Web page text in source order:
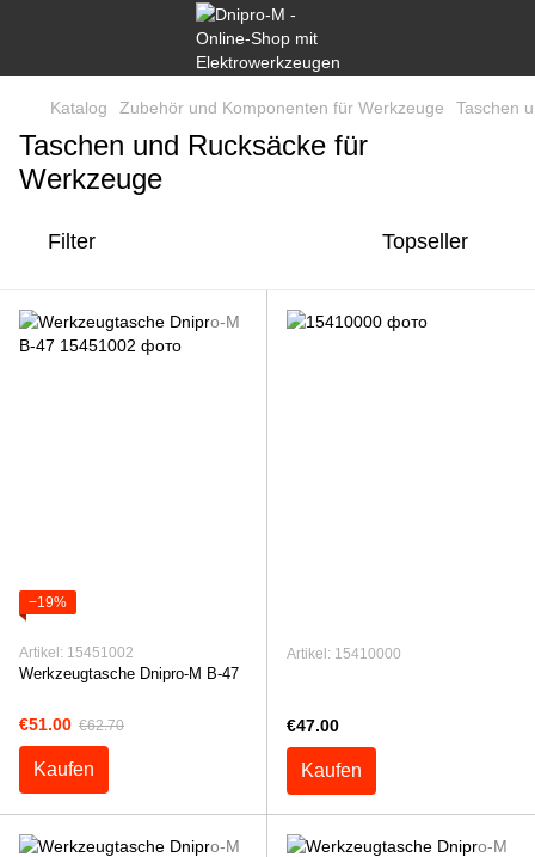
Katalog Zubehör und Komponenten für Werkzeuge Taschen
Taschen und Rucksäcke für
Werkzeuge
Filter Topseller
−19%
Artikel: 15451002
Werkzeugtasche Dnipro-M B-47
€51.00 €62.70
Kaufen
Artikel: 15410000
€47.00
Kaufen